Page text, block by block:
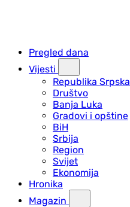
Pregled dana
Vijesti
Republika Srpska
Društvo
Banja Luka
Gradovi i opštine
BiH
Srbija
Region
Svijet
Ekonomija
Hronika
Magazin